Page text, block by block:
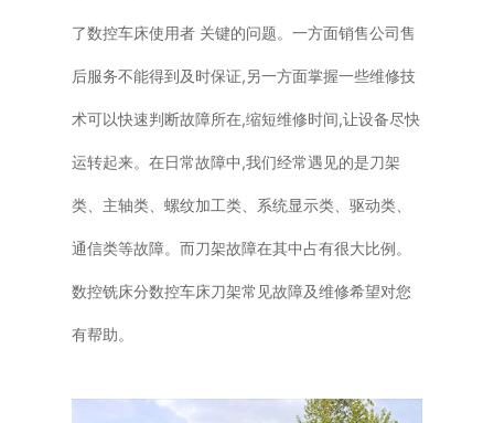
了数控车床使用者 关键的问题。一方面销售公司售
后服务不能得到及时保证,另一方面掌握一些维修技
术可以快速判断故障所在,缩短维修时间,让设备尽快
运转起来。在日常故障中,我们经常遇见的是刀架
类、主轴类、螺纹加工类、系统显示类、驱动类、
通信类等故障。而刀架故障在其中占有很大比例。
数控铣床分数控车床刀架常见故障及维修希望对您
有帮助。